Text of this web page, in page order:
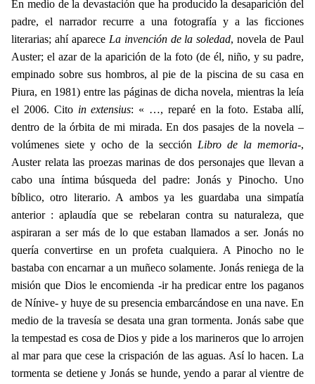
En medio de la devastación que ha producido la desaparición del
padre, el narrador recurre a una fotografía y a las ficciones
literarias; ahí aparece La invención de la soledad, novela de Paul
Auster; el azar de la aparición de la foto (de él, niño, y su padre,
empinado sobre sus hombros, al pie de la piscina de su casa en
Piura, en 1981) entre las páginas de dicha novela, mientras la leía
el 2006. Cito in extensius: « …, reparé en la foto. Estaba allí,
dentro de la órbita de mi mirada. En dos pasajes de la novela –
volúmenes siete y ocho de la sección Libro de la memoria-,
Auster relata las proezas marinas de dos personajes que llevan a
cabo una íntima búsqueda del padre: Jonás y Pinocho. Uno
bíblico, otro literario. A ambos ya les guardaba una simpatía
anterior : aplaudía que se rebelaran contra su naturaleza, que
aspiraran a ser más de lo que estaban llamados a ser. Jonás no
quería convertirse en un profeta cualquiera. A Pinocho no le
bastaba con encarnar a un muñeco solamente. Jonás reniega de la
misión que Dios le encomienda -ir ha predicar entre los paganos
de Nínive- y huye de su presencia embarcándose en una nave. En
medio de la travesía se desata una gran tormenta. Jonás sabe que
la tempestad es cosa de Dios y pide a los marineros que lo arrojen
al mar para que cese la crispación de las aguas. Así lo hacen. La
tormenta se detiene y Jonás se hunde, yendo a parar al vientre de